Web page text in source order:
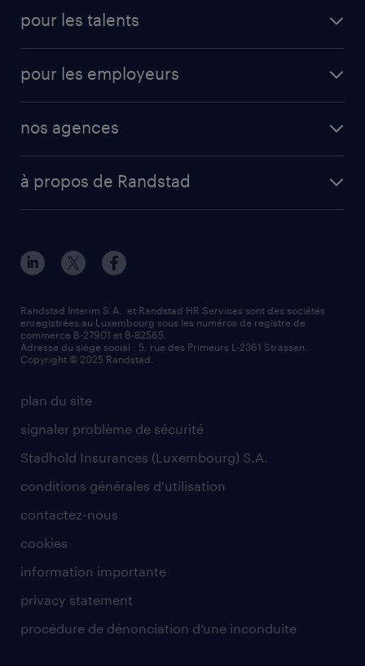
pour les talents
pour les employeurs
nos agences
à propos de Randstad
plan du site
signaler problème de sécurité
Stadhold Insurances (Luxembourg) S.A.
conditions générales d'utilisation
contactez-nous
cookies
information importante
privacy statement
procédure de dénonciation d’une inconduite
Randstad Interim S.A. et Randstad HR Services sont des sociétés
enregistrées au Luxembourg sous les numéros de registre de
commerce B-27901 et B-82565.
Adresse du siège social : 5, rue des Primeurs L-2361 Strassen.
Copyright © 2025 Randstad.